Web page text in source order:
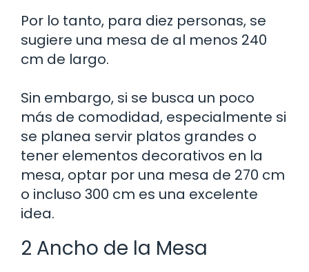
Por lo tanto, para diez personas, se
sugiere una mesa de al menos 240
cm de largo.
Sin embargo, si se busca un poco
más de comodidad, especialmente si
se planea servir platos grandes o
tener elementos decorativos en la
mesa, optar por una mesa de 270 cm
o incluso 300 cm es una excelente
idea.
2 Ancho de la Mesa